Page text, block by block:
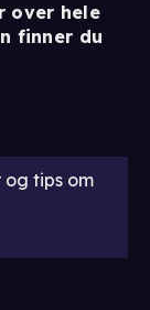
over hele
finner du
og tips om